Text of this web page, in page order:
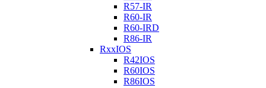
R57-IR
R60-IR
R60-IRD
R86-IR
RxxIOS
R42IOS
R60IOS
R86IOS